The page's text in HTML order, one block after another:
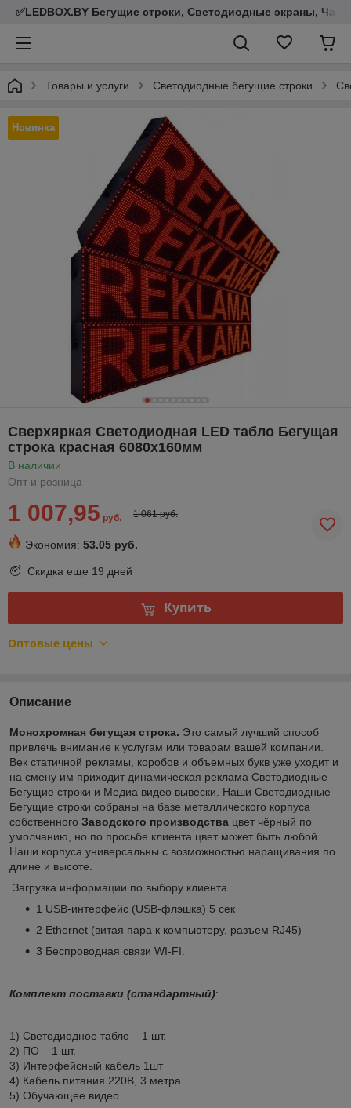
✅LEDBOX.BY Бегущие строки, Светодиодные экраны,
Товары и услуги Светодиодные бегущие строки
Новинка
Сверхяркая Светодиодная LED табло Бегущая
строка красная 6080х160мм
В наличии
Опт и розница
1 007,95 руб. 1 061 руб.
Экономия: 53.05 руб.
Скидка еще 19 дней
Купить
Оптовые цены
Описание
Монохромная бегущая строка. Это самый лучший способ
привлечь внимание к услугам или товарам вашей компании.
Век статичной рекламы, коробов и объемных букв уже уходит и
на смену им приходит динамическая реклама Светодиодные
Бегущие строки и Медиа видео вывески. Наши Светодиодные
Бегущие строки собраны на базе металлического корпуса
собственного Заводского производства цвет чёрный по
умолчанию, но по просьбе клиента цвет может быть любой.
Наши корпуса универсальны с возможностью наращивания по
длине и высоте.
Загрузка информации по выбору клиента
1 USB-интерфейс (USB-флэшка) 5 сек
2 Ethernet (витая пара к компьютеру, разъем RJ45)
3 Беспроводная связи WI-FI.
Комплект поставки (стандартный):
1) Светодиодное табло – 1 шт.
2) ПО – 1 шт.
3) Интерфейсный кабель 1шт
4) Кабель питания 220В, 3 метра
5) Обучающее видео